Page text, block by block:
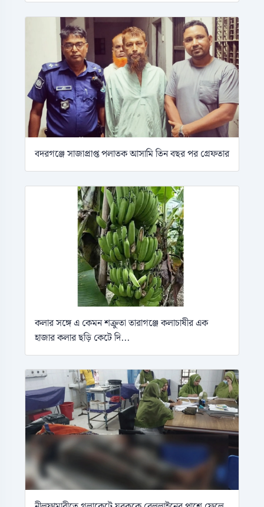
বদরগঞ্জে সাজাপ্রাপ্ত পলাতক আসামি তিন বছর পর গ্রেফতার
কলার সঙ্গে এ কেমন শক্রুতা তারাগঞ্জে কলাচাষীর এক
হাজার কলার ছড়ি কেটে দি...